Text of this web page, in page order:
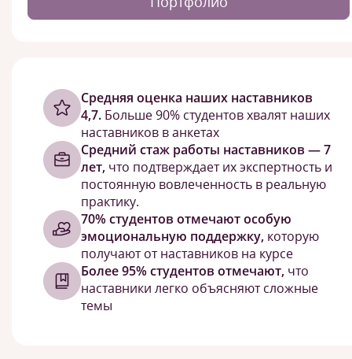
Cредняя оценка наших наставников
4,7. Больше 90% студентов хвалят наших
наставников в анкетах
Средний стаж работы наставников — 7
лет, что подтверждает их экспертность и
постоянную вовлеченность в реальную
практику.
70% студентов отмечают особую
эмоциональную поддержку, которую
получают от наставников на курсе
Более 95% студентов отмечают, что
наставники легко объясняют сложные
темы